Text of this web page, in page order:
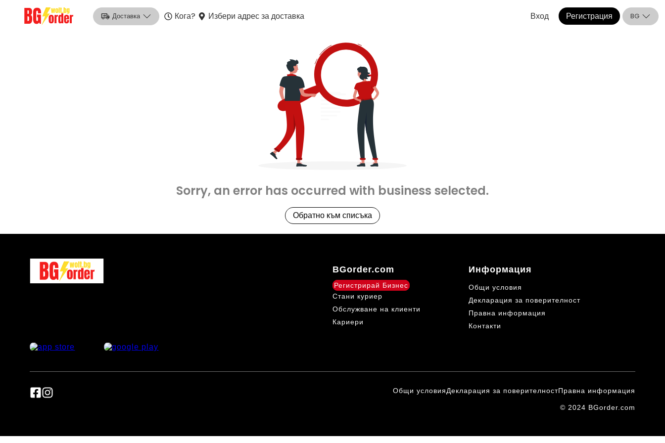
Доставка Кога? Избери адрес за доставка Вход Регистрация BG
Sorry, an error has occurred with business selected.
Обратно към списъка
BGorder.com
Регистрирай Бизнес
Стани куриер
Обслужване на клиенти
Кариери
Информация
Общи условия
Декларация за поверителност
Правна информация
Контакти
Общи условияДекларация за поверителностПравна информация
© 2024 BGorder.com